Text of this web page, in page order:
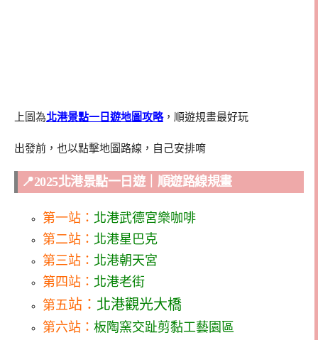
上圖為北港景點一日遊地圖攻略，順遊規畫最好玩
出發前，也以點擊地圖路線，自己安排唷
📍2025北港景點一日遊｜順遊路線規畫
第一站： 北港武德宮樂咖啡
第二站： 北港星巴克
第三站： 北港朝天宮
第四站： 北港老街
第五站： 北港觀光大橋
第六站： 板陶窯交趾剪黏工藝園區